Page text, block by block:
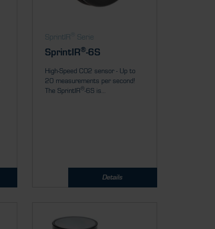
SprintIR Serie
SprintIR®-6S
High-Speed CO2 sensor - Up to
20 measurements per second!
The SprintIR®-6S is...
Details